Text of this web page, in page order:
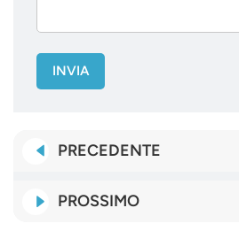
INVIA
PRECEDENTE
PROSSIMO